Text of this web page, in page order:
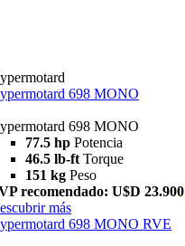
698 MONO
698 MONO
77.5 hp Potencia
46.5 lb-ft Torque
151 kg Peso
recomendado: U$D 23.900
más
698 MONO RVE